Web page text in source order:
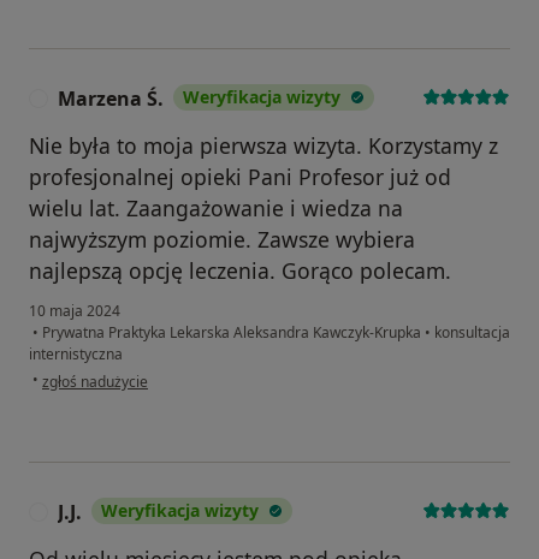
Marzena Ś. Weryfikacja wizyty
Nie była to moja pierwsza wizyta. Korzystamy z
profesjonalnej opieki Pani Profesor już od
wielu lat. Zaangażowanie i wiedza na
najwyższym poziomie. Zawsze wybiera
najlepszą opcję leczenia. Gorąco polecam.
10 maja 2024
• Prywatna Praktyka Lekarska Aleksandra Kawczyk-Krupka • konsultacja
internistyczna
• w opinii użytkownika Marzena Ś.
zgłoś nadużycie
J.J. Weryfikacja wizyty